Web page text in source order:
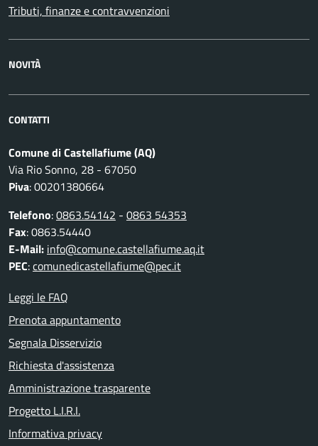
Tributi, finanze e contravvenzioni
NOVITÀ
CONTATTI
Comune di Castellafiume (AQ)
Via Rio Sonno, 28 - 67050
Piva: 00201380664
Telefono:0863.54142 - 0863 54353
Fax: 0863.54440
E-Mail: info@comune.castellafiume.aq.it
PEC:comunedicastellafiume@pec.it
Leggi le FAQ
Prenota appuntamento
Segnala Disservizio
Richiesta d'assistenza
Amministrazione trasparente
Progetto L.I.R.I.
Informativa privacy